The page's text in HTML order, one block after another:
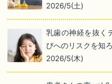
2026/5(土)
乳歯の神経を抜く
びへのリスクを知
2026/5(木)